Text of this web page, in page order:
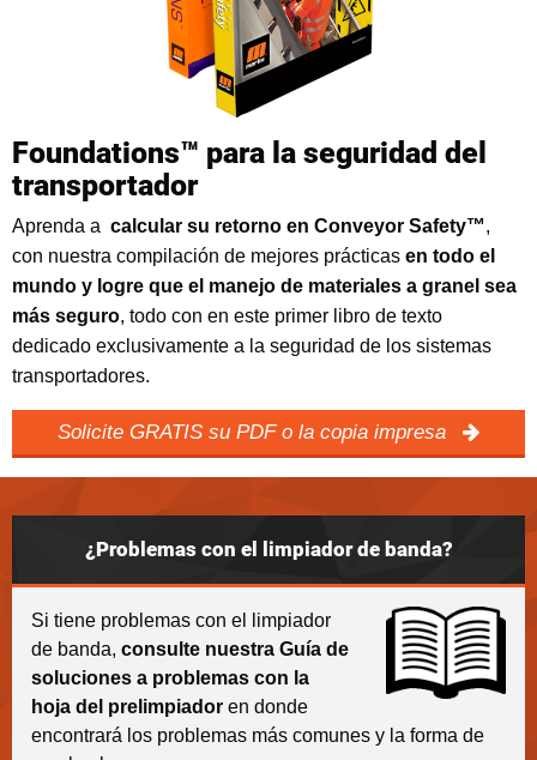
Foundations™ para la seguridad del
transportador
Aprenda a calcular su retorno en Conveyor Safety™,
con nuestra compilación de mejores prácticas en todo el
mundo y logre que el manejo de materiales a granel sea
más seguro, todo con en este primer libro de texto
dedicado exclusivamente a la seguridad de los sistemas
transportadores.
Solicite GRATIS su PDF o la copia impresa
¿Problemas con el limpiador de banda?
Si tiene problemas con el limpiador
de banda, consulte nuestra Guía de
soluciones a problemas con la
hoja del prelimpiador en donde
encontrará los problemas más comunes y la forma de